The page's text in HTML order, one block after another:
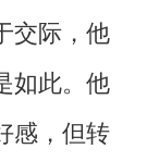
际，他
如此。他
感，但转